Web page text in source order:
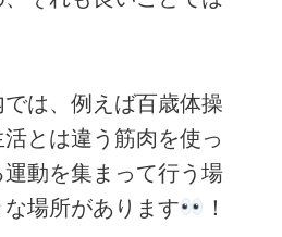
は、例えば百歳体操
とは違う筋肉を使っ
動を集まって行う場
場所があります
！